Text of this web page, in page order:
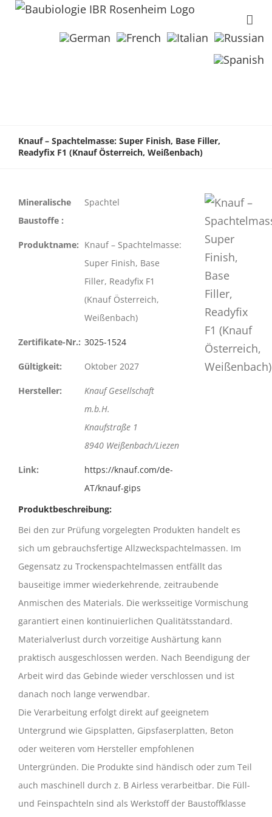
Knauf – Spachtelmasse: Super Finish, Base Filler,
Readyfix F1 (Knauf Österreich, Weißenbach)
Mineralische
Baustoffe :
Spachtel
Produktname: Knauf – Spachtelmasse:
Super Finish, Base
Filler, Readyfix F1
(Knauf Österreich,
Weißenbach)
Zertifikate-Nr.: 3025-1524
Gültigkeit: Oktober 2027
Hersteller:
Knauf Gesellschaft
m.b.H.
Knaufstraße 1
8940 Weißenbach/Liezen
Link:
https://knauf.com/de-
AT/knauf-gips
Produktbeschreibung:
Bei den zur Prüfung vorgelegten Produkten handelt es
sich um gebrauchsfertige Allzweckspachtelmassen. Im
Gegensatz zu Trockenspachtelmassen entfällt das
bauseitige immer wiederkehrende, zeitraubende
Anmischen des Materials. Die werksseitige Vormischung
garantiert einen kontinuierlichen Qualitätsstandard.
Materialverlust durch vorzeitige Aushärtung kann
praktisch ausgeschlossen werden. Nach Beendigung der
Arbeit wird das Gebinde wieder verschlossen und ist
danach noch lange verwendbar.
Die Verarbeitung erfolgt direkt auf geeignetem
Untergrund wie Gipsplatten, Gipsfaserplatten, Beton
oder weiteren vom Hersteller empfohlenen
Untergründen. Die Produkte sind händisch oder zum Teil
auch maschinell durch z. B Airless verarbeitbar. Die Füll-
und Feinspachteln sind als Werkstoff der Baustoffklasse